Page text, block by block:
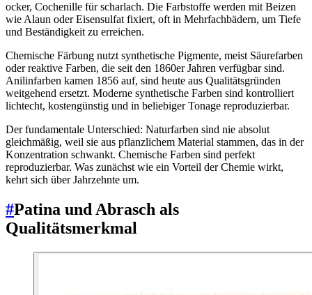
ocker, Cochenille für scharlach. Die Farbstoffe werden mit Beizen
wie Alaun oder Eisensulfat fixiert, oft in Mehrfachbädern, um Tiefe
und Beständigkeit zu erreichen.
Chemische Färbung nutzt synthetische Pigmente, meist Säurefarben
oder reaktive Farben, die seit den 1860er Jahren verfügbar sind.
Anilinfarben kamen 1856 auf, sind heute aus Qualitätsgründen
weitgehend ersetzt. Moderne synthetische Farben sind kontrolliert
lichtecht, kostengünstig und in beliebiger Tonage reproduzierbar.
Der fundamentale Unterschied: Naturfarben sind nie absolut
gleichmäßig, weil sie aus pflanzlichem Material stammen, das in der
Konzentration schwankt. Chemische Farben sind perfekt
reproduzierbar. Was zunächst wie ein Vorteil der Chemie wirkt,
kehrt sich über Jahrzehnte um.
#Patina und Abrasch als
Qualitätsmerkmal